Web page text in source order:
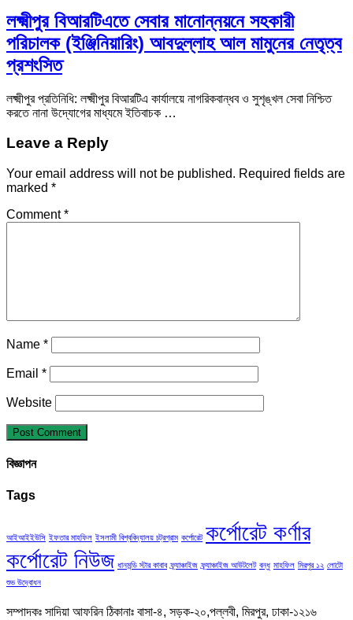
লক্ষ্মীপুর বিআরটিএতে সেবার মানোন্নয়নে সহকারী
পরিচালক (ইঞ্জিনিয়ারিং) আবদুল্লাহ আল মামুনের নেতৃত্ব
প্রশংসিত
লক্ষ্মীপুর প্রতিনিধি: লক্ষ্মীপুর বিআরটিএ কার্যালয়ে নাগরিকবান্ধব ও সুশৃঙ্খল সেবা নিশ্চিত
করতে নানা উদ্যোগের মাধ্যমে ইতিবাচক …
Leave a Reply
Your email address will not be published. Required fields are
marked *
Comment*
Name *
Email *
Website
বিজ্ঞাপন
Tags
আইআইইউসি ইফতার মাহফিল ইসলামী বিশ্ববিদ্যালয় চট্রগ্রাম কর্পোরেট কর্পোরেট কর্ণার
কর্পোরেট নিউজ ধানমন্ডি স্টার কাবাব ফ্র্যাঞ্চাইজ ফ্র্যাঞ্চাইজ আউটলেট বন্ধু মাহফিল মিরপুর ১২ লোটো
শুভ উদ্বোধন
সম্পাদকঃ সাদিয়া আফরিন ঠিকানাঃ বাসা-৪, সড়ক-২০,পল্লবী, মিরপুর, ঢাকা-১২১৬